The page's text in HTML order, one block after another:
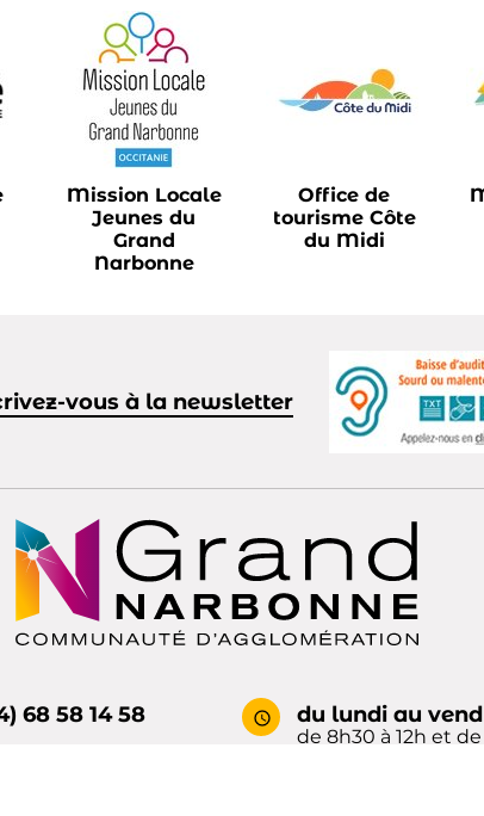
Mission Locale
Jeunes du
Grand
Narbonne
Office de
tourisme Côte
du Midi
vous à la newsletter
68 58 14 58 du lundi au
de 8h30 à 12h et de